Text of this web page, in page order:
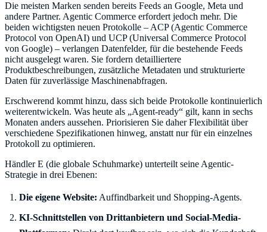
Die meisten Marken senden bereits Feeds an Google, Meta und
andere Partner. Agentic Commerce erfordert jedoch mehr. Die
beiden wichtigsten neuen Protokolle – ACP (Agentic Commerce
Protocol von OpenAI) und UCP (Universal Commerce Protocol
von Google) – verlangen Datenfelder, für die bestehende Feeds
nicht ausgelegt waren. Sie fordern detailliertere
Produktbeschreibungen, zusätzliche Metadaten und strukturierte
Daten für zuverlässige Maschinenabfragen.
Erschwerend kommt hinzu, dass sich beide Protokolle kontinuierlich
weiterentwickeln. Was heute als „Agent-ready“ gilt, kann in sechs
Monaten anders aussehen. Priorisieren Sie daher Flexibilität über
verschiedene Spezifikationen hinweg, anstatt nur für ein einzelnes
Protokoll zu optimieren.
Händler E (die globale Schuhmarke) unterteilt seine Agentic-
Strategie in drei Ebenen:
Die eigene Website: Auffindbarkeit und Shopping-Agents.
KI-Schnittstellen von Drittanbietern und Social-Media-